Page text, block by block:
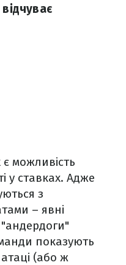
можливість
у ставках. Адже
з
– явні
показують
(або ж